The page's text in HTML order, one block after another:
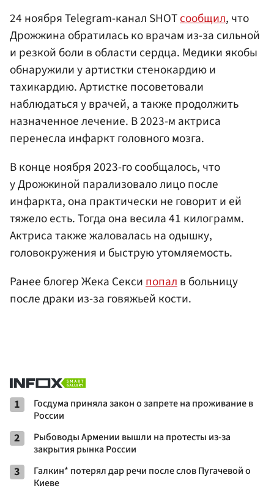
24 ноября Telegram-канал SHOTсообщил, что
Дрожжина обратилась ко врачам из-за сильной
и резкой боли в области сердца. Медики якобы
обнаружили у артистки стенокардию и
тахикардию. Артистке посоветовали
наблюдаться у врачей, а также продолжить
назначенное лечение. В 2023-м актриса
перенесла инфаркт головного мозга.
В конце ноября 2023-го сообщалось, что
у Дрожжиной парализовало лицо после
инфаркта, она практически не говорит и ей
тяжело есть. Тогда она весила 41 килограмм.
Актриса также жаловалась на одышку,
головокружения и быструю утомляемость.
Ранее блогер Жека Сексипопалв больницу
после драки из-за говяжьей кости.
1
Госдума приняла закон о запрете на проживание в
России
2
Рыбоводы Армении вышли на протесты из-за
закрытия рынка России
3
Галкин* потерял дар речи после слов Пугачевой о
Киеве